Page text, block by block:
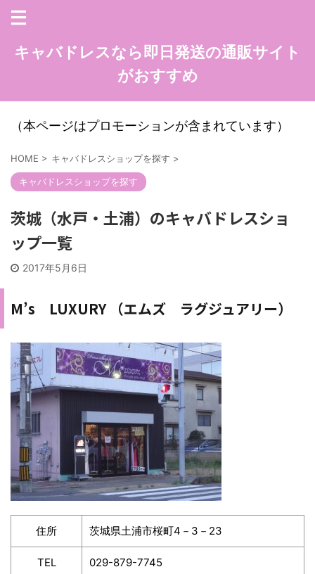
キャバドレスなら即日発送の通販サイト
がおすすめ
（本ページはプロモーションが含まれています）
HOME > キャバドレスショップを探す >
キャバドレスショップを探す
茨城（水戸・土浦）のキャバドレスショ
ップ一覧
2017年5月6日
M’s LUXURY （エムズ ラグジュアリー）
住所 茨城県土浦市桜町4－3－23
TEL 029-879-7745